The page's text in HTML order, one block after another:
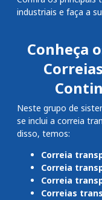
industriais e faça a
Conheça
Neste grupo de
se inclui a correia
disso, temos:
Correia
Correia
Correia
Correias